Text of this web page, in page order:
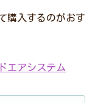
購入するのがおす
エアシステム